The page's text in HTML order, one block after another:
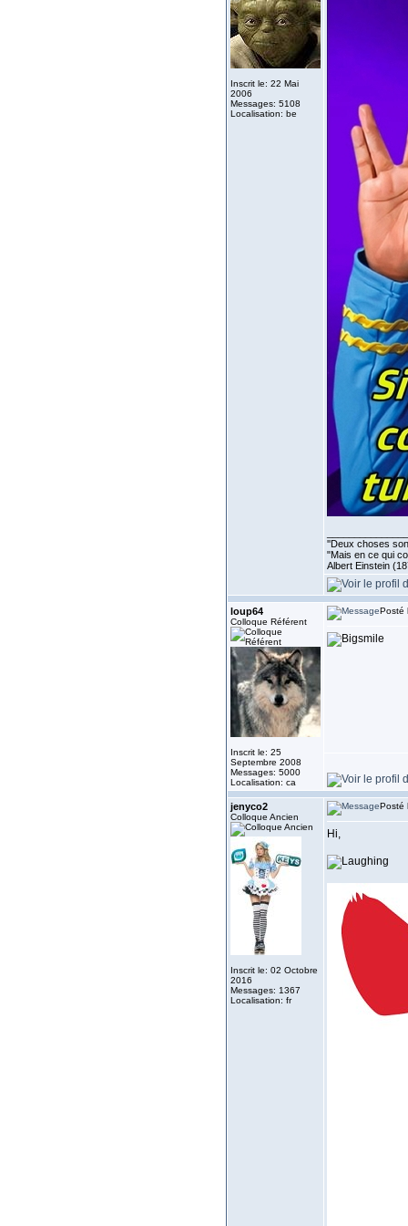
Inscrit le: 22 Mai
2006
Messages: 5108
Localisation: be
''Deux choses
"Mais en ce qui
Albert Einstein
loup64
Colloque Référent
Inscrit le: 25
Septembre 2008
Messages: 5000
Localisation: ca
Posté
jenyco2
Colloque Ancien
Inscrit le: 02 Octobre
2016
Messages: 1367
Localisation: fr
Posté
Hi,